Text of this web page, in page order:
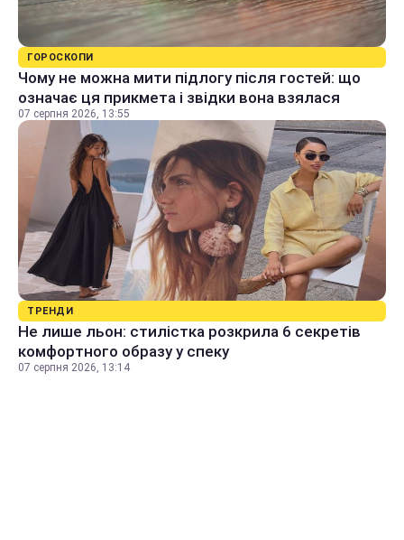
ГОРОСКОПИ
Чому не можна мити підлогу після гостей: що
означає ця прикмета і звідки вона взялася
07 серпня 2026, 13:55
ТРЕНДИ
Не лише льон: стилістка розкрила 6 секретів
комфортного образу у спеку
07 серпня 2026, 13:14